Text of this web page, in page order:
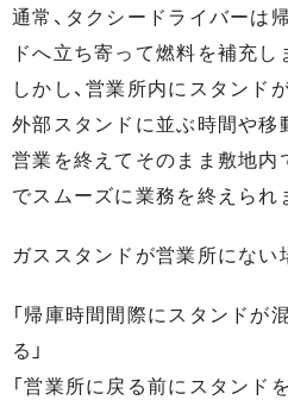
通常、タクシードライバーは
ドへ立ち寄って燃料を補充し
しかし、営業所内にスタンド
外部スタンドに並ぶ時間や移
営業を終えてそのまま敷地内
でスムーズに業務を終えられ
ガススタンドが営業所にない
「帰庫時間間際にスタンドが
る」
「営業所に戻る前にスタンド